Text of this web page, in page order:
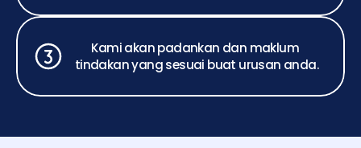
Kami akan padankan dan maklum
tindakan yang sesuai buat urusan anda.